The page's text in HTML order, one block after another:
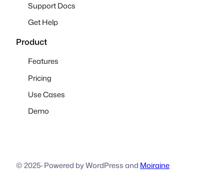
Support Docs
Get Help
Product
Features
Pricing
Use Cases
Demo
© 2025·Powered by WordPress and Moiraine